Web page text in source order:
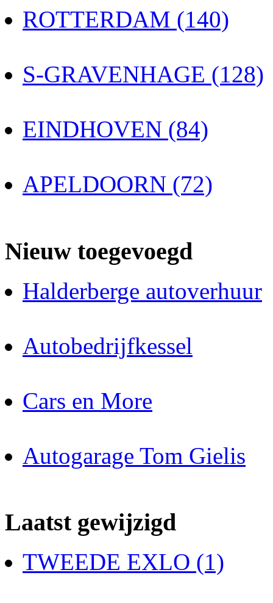
ROTTERDAM (140)
S-GRAVENHAGE (128)
EINDHOVEN (84)
APELDOORN (72)
Nieuw toegevoegd
Halderberge autoverhuur
Autobedrijfkessel
Cars en More
Autogarage Tom Gielis
Laatst gewijzigd
TWEEDE EXLO (1)